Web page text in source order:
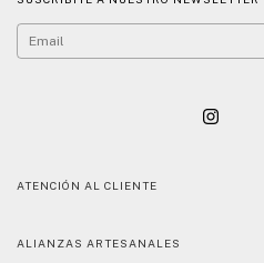
ATENCIÓN AL CLIENTE
ALIANZAS ARTESANALES